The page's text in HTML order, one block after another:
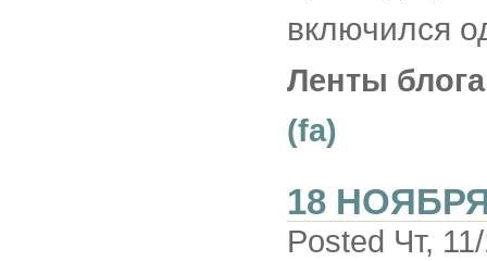
включился
Ленты
(fa)
18
Posted Чт,